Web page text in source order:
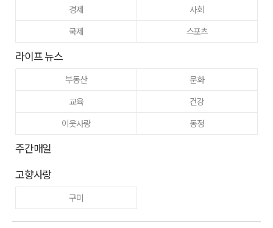
경제
사회
국제
스포츠
라이프 뉴스
부동산
문화
교육
건강
이웃사랑
동정
주간매일
고향사랑
구미